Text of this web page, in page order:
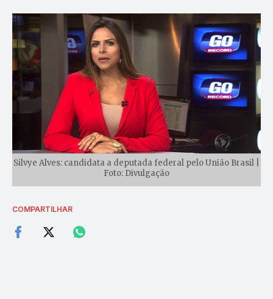
Silvye Alves: candidata a deputada federal pelo União Brasil |
Foto: Divulgação
COMPARTILHAR